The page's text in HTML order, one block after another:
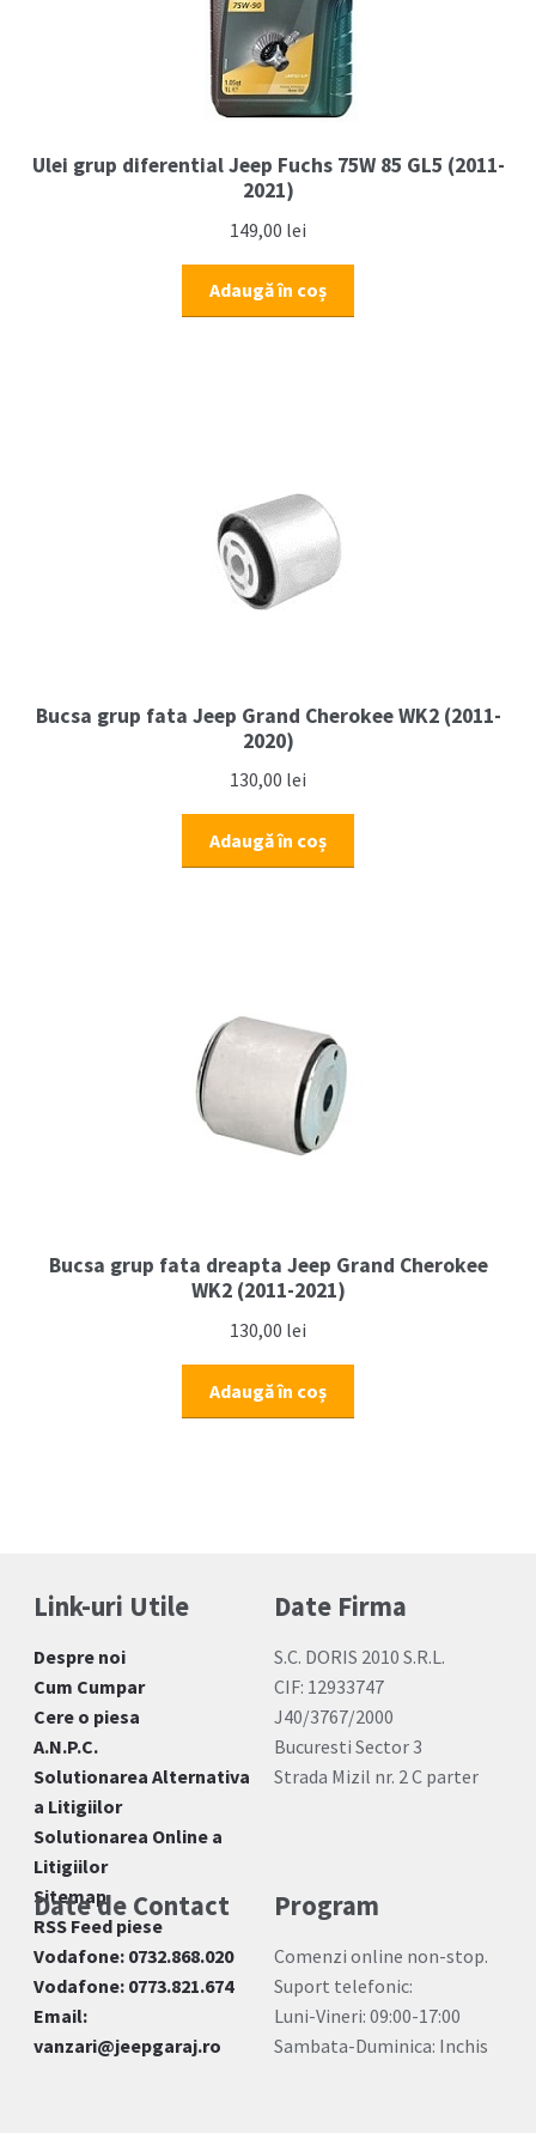
Ulei grup diferential Jeep Fuchs 75W 85 GL5 (2011-
2021)
149,00 lei
Adaugă în coș
Bucsa grup fata Jeep Grand Cherokee WK2 (2011-
2020)
130,00 lei
Adaugă în coș
Bucsa grup fata dreapta Jeep Grand Cherokee
WK2 (2011-2021)
130,00 lei
Adaugă în coș
Link-uri Utile
Despre noi
Cum Cumpar
Cere o piesa
A.N.P.C.
Solutionarea Alternativa
a Litigiilor
Solutionarea Online a
Litigiilor
Sitemap
RSS Feed piese
Date Firma
S.C. DORIS 2010 S.R.L.
CIF: 12933747
J40/3767/2000
Bucuresti Sector 3
Strada Mizil nr. 2 C parter
Date de Contact
Vodafone: 0732.868.020
Vodafone: 0773.821.674
Email:
vanzari@jeepgaraj.ro
Program
Comenzi online non-stop.
Suport telefonic:
Luni-Vineri: 09:00-17:00
Sambata-Duminica: Inchis